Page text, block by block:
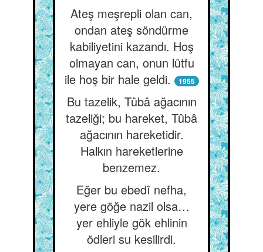
Ateş meşrepli olan can,
ondan ateş söndürme
kabiliyetini kazandı. Hoş
olmayan can, onun lûtfu
ile hoş bir hale geldi.
1955
Bu tazelik, Tûbâ ağacının
tazeliği; bu hareket, Tûbâ
ağacının hareketidir.
Halkın hareketlerine
benzemez.
Eğer bu ebedî nefha,
yere göğe nazil olsa…
yer ehliyle gök ehlinin
ödleri su kesilirdi.